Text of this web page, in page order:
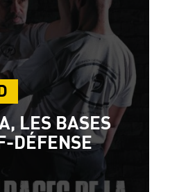
LES BASES
DÉFENSE